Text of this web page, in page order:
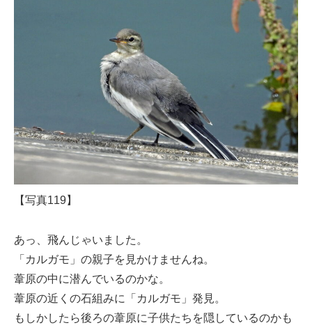
【写真119】
あっ、飛んじゃいました。
「カルガモ」の親子を見かけませんね。
葦原の中に潜んでいるのかな。
葦原の近くの石組みに「カルガモ」発見。
もしかしたら後ろの葦原に子供たちを隠しているのかも